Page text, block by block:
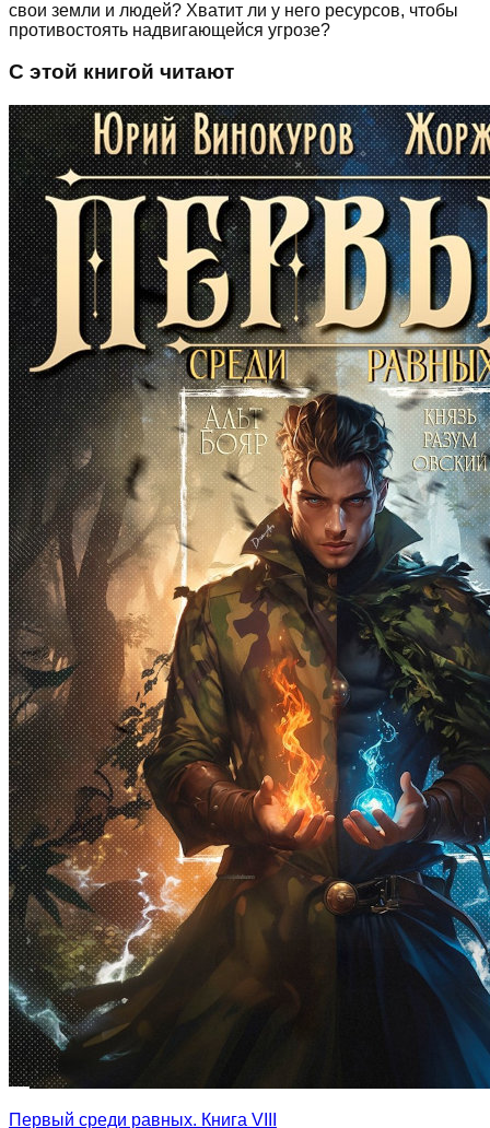
свои земли и людей? Хватит ли у него ресурсов, чтобы
противостоять надвигающейся угрозе?
С этой книгой читают
Первый среди равных. Книга VIII